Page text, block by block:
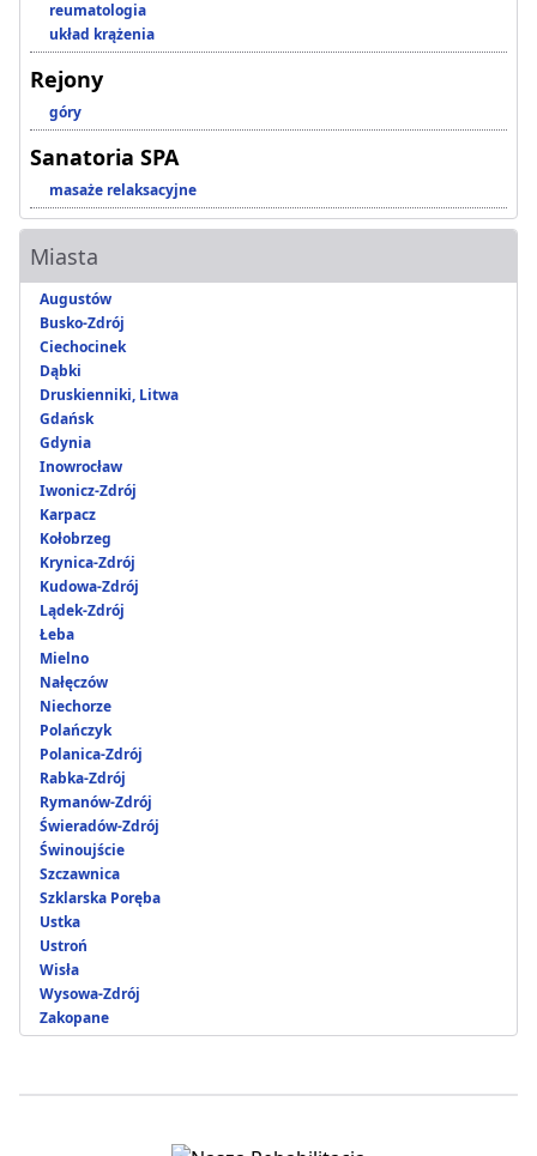
reumatologia
układ krążenia
Rejony
góry
Sanatoria SPA
masaże relaksacyjne
Miasta
Augustów
Busko-Zdrój
Ciechocinek
Dąbki
Druskienniki, Litwa
Gdańsk
Gdynia
Inowrocław
Iwonicz-Zdrój
Karpacz
Kołobrzeg
Krynica-Zdrój
Kudowa-Zdrój
Lądek-Zdrój
Łeba
Mielno
Nałęczów
Niechorze
Polańczyk
Polanica-Zdrój
Rabka-Zdrój
Rymanów-Zdrój
Świeradów-Zdrój
Świnoujście
Szczawnica
Szklarska Poręba
Ustka
Ustroń
Wisła
Wysowa-Zdrój
Zakopane